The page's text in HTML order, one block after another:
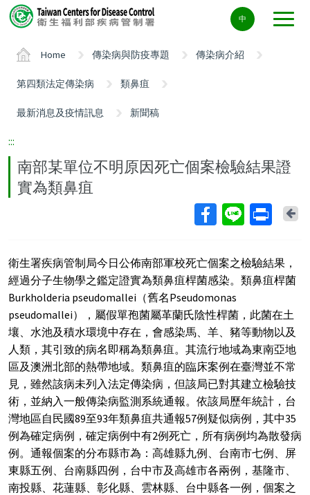
Center
block
中
Home 傳染病與防疫專題 傳染病介紹
第四類法定傳染病 類鼻疽
最新消息及疫情訊息 新聞稿
:::
南部某單位不明原因死亡個案檢驗結果證
實為類鼻疽
衛生署疾病管制局今日公佈南部軍校死亡個案之檢驗結果，
經過分子生物學之鑑定證實為類鼻疽桿菌感染。類鼻疽桿菌
Burkholderia pseudomallei（舊名Pseudomonas
pseudomallei），屬假單孢菌屬革蘭氏陰性桿菌，此菌在土
壤、水池及積水環境中存在，會感染馬、羊、豬等動物以及
人類，其引致的病名即稱為類鼻疽。其流行地域為東南亞地
區及澳洲北部的熱帶地域。類鼻疽的臨床案例在臺灣並不常
見，雖然該病未列入法定傳染病，但該局已對其建立檢驗技
術，並納入一般傳染病監測系統通報。依該局歷年統計，台
灣地區自民國89至93年類鼻疽共通報57例疑似病例，其中35
例為確定病例，確定病例中有2例死亡，所有病例均為散發病
例。通報個案的分布縣市為：高雄縣九例、台南市七例、屏
東縣五例、台南縣四例，台中市及高雄市各兩例，基隆市、
南投縣、花蓮縣、彰化縣、雲林縣、台中縣各一例，個案之